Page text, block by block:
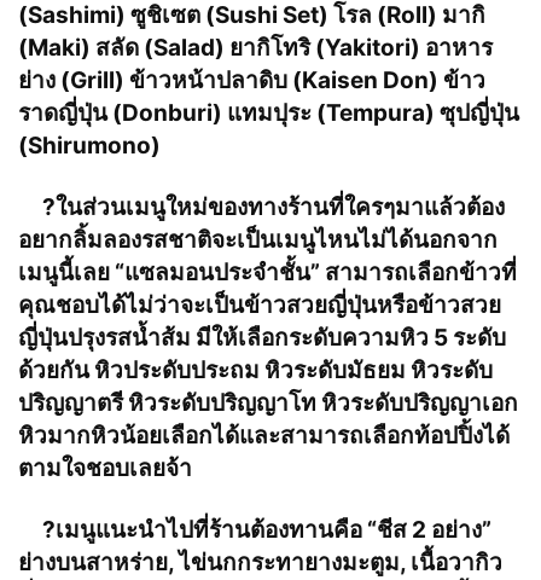
(Sashimi) ซูชิเซต (Sushi Set) โรล (Roll) มากิ
(Maki) สลัด (Salad) ยากิโทริ (Yakitori) อาหาร
ย่าง (Grill) ข้าวหน้าปลาดิบ (Kaisen Don) ข้าว
ราดญี่ปุ่น (Donburi) แทมปุระ (Tempura) ซุปญี่ปุ่น
(Shirumono)
?ในส่วนเมนูใหม่ของทางร้านที่ใครๆมาแล้วต้อง
อยากลิ้มลองรสชาติจะเป็นเมนูไหนไม่ได้นอกจาก
เมนูนี้เลย “แซลมอนประจำชั้น” สามารถเลือกข้าวที่
คุณชอบได้ไม่ว่าจะเป็นข้าวสวยญี่ปุ่นหรือข้าวสวย
ญี่ปุ่นปรุงรสน้ำส้ม มีให้เลือกระดับความหิว 5 ระดับ
ด้วยกัน หิวประดับประถม หิวระดับมัธยม หิวระดับ
ปริญญาตรี หิวระดับปริญญาโท หิวระดับปริญญาเอก
หิวมากหิวน้อยเลือกได้และสามารถเลือกท้อปปิ้งได้
ตามใจชอบเลยจ้า
?เมนูแนะนำไปที่ร้านต้องทานคือ “ชีส 2 อย่าง”
ย่างบนสาหร่าย, ไข่นกกระทายางมะตูม, เนื้อวากิว